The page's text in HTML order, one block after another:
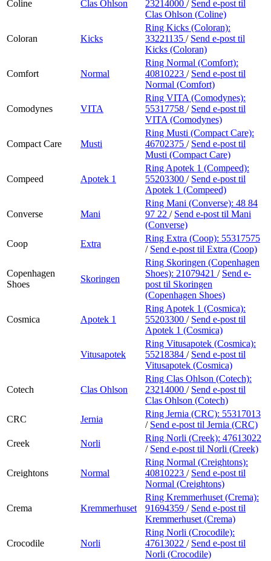
Coline Clas Ohlson
23214000 / Send e-post til
Clas Ohlson (Coline)
Coloran Kicks
Ring Kicks (Coloran):
33221135 / Send e-post til
Kicks (Coloran)
Comfort Normal
Ring Normal (Comfort):
40810223 / Send e-post til
Normal (Comfort)
Comodynes VITA
Ring VITA (Comodynes):
55317758 / Send e-post til
VITA (Comodynes)
Compact Care Musti
Ring Musti (Compact Care):
46702375 / Send e-post til
Musti (Compact Care)
Compeed Apotek 1
Ring Apotek 1 (Compeed):
55203300 / Send e-post til
Apotek 1 (Compeed)
Converse Mani
Ring Mani (Converse): 48 84
97 22 / Send e-post til Mani
(Converse)
Coop
Extra
Ring Extra (Coop): 55317575
/ Send e-post til Extra (Coop)
Copenhagen
Shoes
Skoringen
Ring Skoringen (Copenhagen
Shoes): 21079421 / Send e-
post til Skoringen
(Copenhagen Shoes)
Cosmica Apotek 1
Ring Apotek 1 (Cosmica):
55203300 / Send e-post til
Apotek 1 (Cosmica)
Vitusapotek
Ring Vitusapotek (Cosmica):
55218384 / Send e-post til
Vitusapotek (Cosmica)
Cotech Clas Ohlson
Ring Clas Ohlson (Cotech):
23214000 / Send e-post til
Clas Ohlson (Cotech)
CRC
Jernia
Ring Jernia (CRC): 55317013
/ Send e-post til Jernia (CRC)
Creek
Norli
Ring Norli (Creek): 47613022
/ Send e-post til Norli (Creek)
Creightons Normal
Ring Normal (Creightons):
40810223 / Send e-post til
Normal (Creightons)
Crema Kremmerhuset
Ring Kremmerhuset (Crema):
91694359 / Send e-post til
Kremmerhuset (Crema)
Crocodile Norli
Ring Norli (Crocodile):
47613022 / Send e-post til
Norli (Crocodile)